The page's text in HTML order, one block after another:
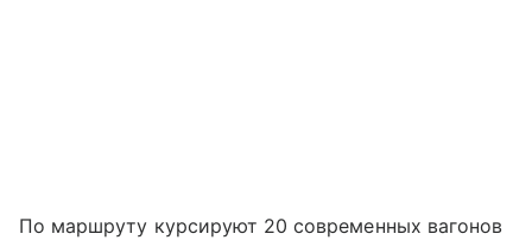
По маршруту курсируют 20 современных вагонов